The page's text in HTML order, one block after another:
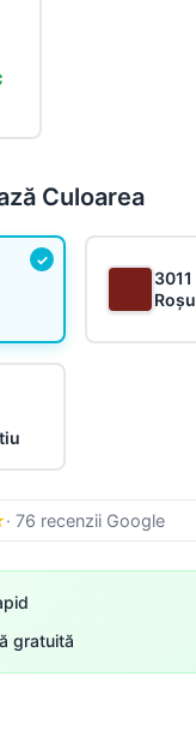
pluvial
Culoarea
3011
Roșu
· 76 recenzii Google
gratuită